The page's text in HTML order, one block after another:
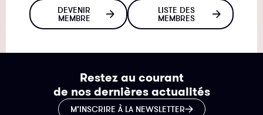
DEVENIR
MEMBRE
LISTE DES
MEMBRES
Restez au courant
de nos dernières actualités
M’INSCRIRE À LA NEWSLETTER